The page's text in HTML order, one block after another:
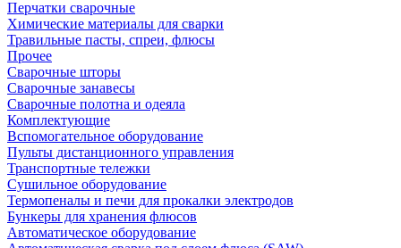
Перчатки сварочные
Химические материалы для сварки
Травильные пасты, спреи, флюсы
Прочее
Сварочные шторы
Сварочные занавесы
Сварочные полотна и одеяла
Комплектующие
Вспомогательное оборудование
Пульты дистанционного управления
Транспортные тележки
Сушильное оборудование
Термопеналы и печи для прокалки электродов
Бункеры для хранения флюсов
Автоматическое оборудование